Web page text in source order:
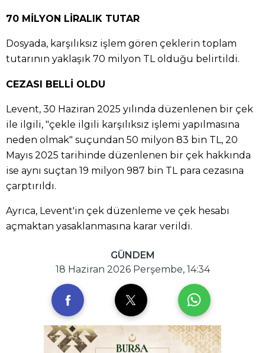
70 MİLYON LİRALIK TUTAR
Dosyada, karşılıksız işlem gören çeklerin toplam
tutarının yaklaşık 70 milyon TL olduğu belirtildi.
CEZASI BELLİ OLDU
Levent, 30 Haziran 2025 yılında düzenlenen bir çek
ile ilgili, "çekle ilgili karşılıksız işlemi yapılmasına
neden olmak" suçundan 50 milyon 83 bin TL, 20
Mayıs 2025 tarihinde düzenlenen bir çek hakkında
ise aynı suçtan 19 milyon 987 bin TL para cezasına
çarptırıldı.
Ayrıca, Levent'in çek düzenleme ve çek hesabı
açmaktan yasaklanmasına karar verildi.
GÜNDEM
18 Haziran 2026 Perşembe, 14:34